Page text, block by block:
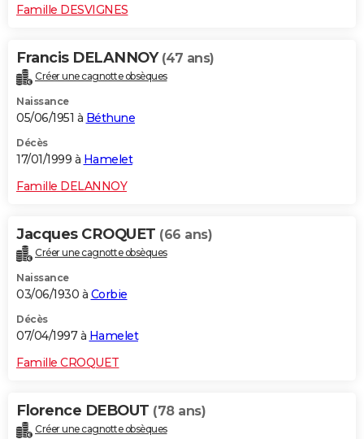
Famille DESVIGNES
Francis DELANNOY (47 ans)
Créer une cagnotte obsèques
Naissance
05/06/1951 à Béthune
Décès
17/01/1999 à Hamelet
Famille DELANNOY
Jacques CROQUET (66 ans)
Créer une cagnotte obsèques
Naissance
03/06/1930 à Corbie
Décès
07/04/1997 à Hamelet
Famille CROQUET
Florence DEBOUT (78 ans)
Créer une cagnotte obsèques